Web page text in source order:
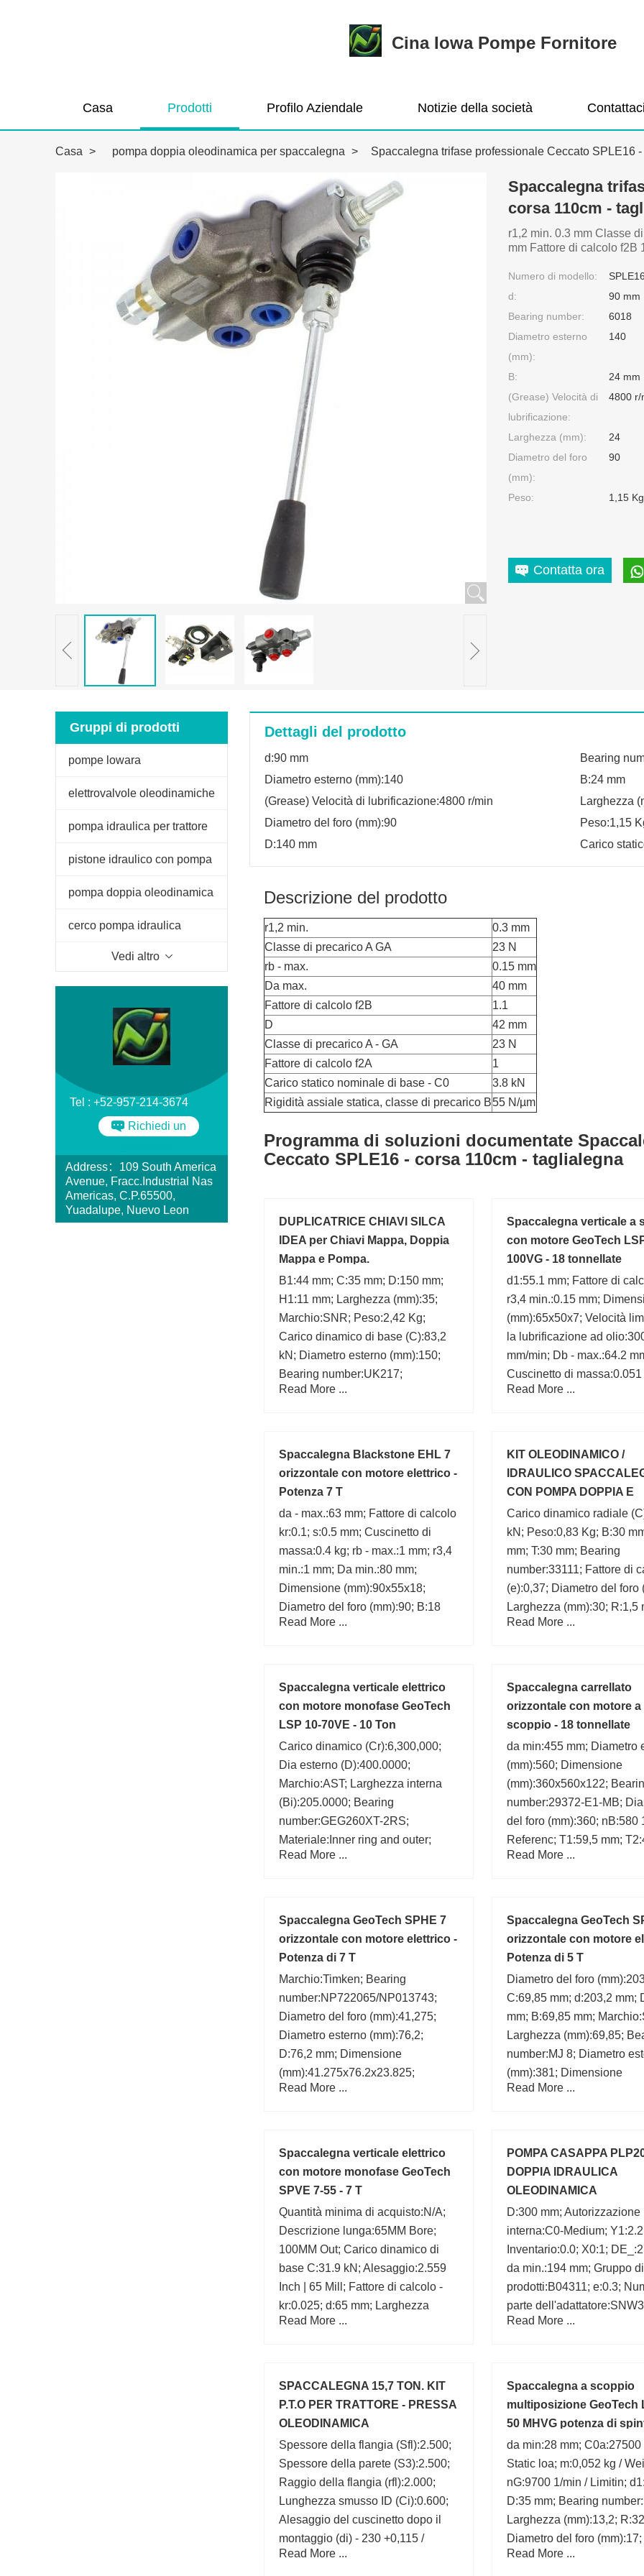
Cina Iowa Pompe Fornitore
Casa Prodotti Profilo Aziendale Notizie della società Contattaci
Casa > pompa doppia oleodinamica per spaccalegna > Spaccalegna trifase professionale Ceccato SPLE16
Spaccalegna
corsa 110cm -
r1,2 min. 0.3 mm Classe
mm Fattore di calcolo f2B
Numero di modello:
SPLE16
d:
90 mm
Bearing number:
6018
Diametro esterno
(mm):
140
B:
24 mm
(Grease) Velocità di
lubrificazione:
4800 r/
Larghezza (mm):
24
Diametro del foro
(mm):
90
Peso: 1,15 Kg
Contatta ora
Gruppi di prodotti
pompe lowara
elettrovalvole oleodinamiche
pompa idraulica per trattore
fiat
pistone idraulico con pompa
manuale
pompa doppia oleodinamica
per spaccalegna
cerco pompa idraulica
Vedi altro
Tel : +52-957-214-3674
Richiedi un
Address：109 South America
Avenue, Fracc.Industrial Nas
Americas, C.P.65500,
Yuadalupe, Nuevo Leon
Dettagli del prodotto
d:90 mm
Bearing
Diametro esterno (mm):140
B:24 mm
(Grease) Velocità di lubrificazione:4800 r/min
Larghezza
Diametro del foro (mm):90
Peso:1,15
D:140 mm
Carico
Descrizione del prodotto
r1,2 min.
0.3 mm
Classe di precarico A GA
23 N
rb - max.
0.15 mm
Da max.
40 mm
Fattore di calcolo f2B
1.1
D
42 mm
Classe di precarico A - GA
23 N
Fattore di calcolo f2A
1
Carico statico nominale di base - C0
3.8 kN
Rigidità assiale statica, classe di precarico B55 N/µm
Programma di soluzioni documentate
Ceccato SPLE16 - corsa 110cm - taglialegna
DUPLICATRICE CHIAVI SILCA
IDEA per Chiavi Mappa, Doppia
Mappa e Pompa.
B1:44 mm; C:35 mm; D:150 mm;
H1:11 mm; Larghezza (mm):35;
Marchio:SNR; Peso:2,42 Kg;
Carico dinamico di base (C):83,2
kN; Diametro esterno (mm):150;
Bearing number:UK217;
Read More ...
Spaccalegna verticale a
con motore GeoTech
100VG - 18 tonnellate
d1:55.1 mm; Fattore di
r3,4 min.:0.15 mm;
(mm):65x50x7; Velocità
la lubrificazione ad
mm/min; Db - max.:64.2
Cuscinetto di massa:0.051
max.:63 mm; D1:60 mm;
Read More ...
Spaccalegna Blackstone EHL 7
orizzontale con motore elettrico -
Potenza 7 T
da - max.:63 mm; Fattore di calcolo
kr:0.1; s:0.5 mm; Cuscinetto di
massa:0.4 kg; rb - max.:1 mm; r3,4
min.:1 mm; Da min.:80 mm;
Dimensione (mm):90x55x18;
Diametro del foro (mm):90; B:18
mm;
Read More ...
KIT OLEODINAMICO /
IDRAULICO
CON POMPA DOPPIA E
VALVOLA
Carico dinamico radiale
kN; Peso:0,83 Kg; B:30
mm; T:30 mm; Bearing
number:33111; Fattore di
(e):0,37; Diametro del foro
Larghezza (mm):30; R:1,5
Read More ...
Spaccalegna verticale elettrico
con motore monofase GeoTech
LSP 10-70VE - 10 Ton
Carico dinamico (Cr):6,300,000;
Dia esterno (D):400.0000;
Marchio:AST; Larghezza interna
(Bi):205.0000; Bearing
number:GEG260XT-2RS;
Materiale:Inner ring and outer;
Larghezza esterna (Bo):120.0000;
Dk):350.000; Diametro esterno
(mm):400;
Read More ...
Spaccalegna carrellato
orizzontale con motore a
scoppio - 18 tonnellate
da min:455 mm; Diametro
(mm):560; Dimensione
(mm):360x560x122;
number:29372-E1-MB;
del foro (mm):360; nB:580
Referenc; T1:59,5 mm;
db max:385 mm; rmin:5 mm;
Read More ...
Spaccalegna GeoTech SPHE 7
orizzontale con motore elettrico -
Potenza di 7 T
Marchio:Timken; Bearing
number:NP722065/NP013743;
Diametro del foro (mm):41,275;
Diametro esterno (mm):76,2;
D:76,2 mm; Dimensione
(mm):41.275x76.2x23.825;
Larghezza (mm):23,825; T:23,825
Read More ...
Spaccalegna GeoTech
orizzontale con motore
Potenza di 5 T
Diametro del foro
C:69,85 mm; d:203,2 mm;
mm; B:69,85 mm;
Larghezza (mm):69,85;
number:MJ 8; Diametro
(mm):381; Dimensione
(mm):203.2x381x69.85;
Read More ...
Spaccalegna verticale elettrico
con motore monofase GeoTech
SPVE 7-55 - 7 T
Quantità minima di acquisto:N/A;
Descrizione lunga:65MM Bore;
100MM Out; Carico dinamico di
base C:31.9 kN; Alesaggio:2.559
Inch | 65 Mill; Fattore di calcolo -
kr:0.025; d:65 mm; Larghezza
esterna della corsa:0.709 Inch | 18
f0:15
Read More ...
POMPA CASAPPA
DOPPIA IDRAULICA
OLEODINAMICA
D:300 mm; Autorizzazione
interna:C0-Medium;
Inventario:0.0; X0:1;
da min.:194 mm; Gruppo di
prodotti:B04311; e:0.3;
parte
H3136 HA3136;
Read More ...
SPACCALEGNA 15,7 TON. KIT
P.T.O PER TRATTORE - PRESSA
OLEODINAMICA
Spessore della flangia (Sfl):2.500;
Spessore della parete (S3):2.500;
Raggio della flangia (rfl):2.000;
Lunghezza smusso ID (Ci):0.600;
Alesaggio del cuscinetto dopo il
montaggio (di) - 230 +0,115 /
-0:230 +0.115 / 0; Diametro del foro
Read More ...
Spaccalegna a scoppio
multiposizione GeoTech
50 MHVG potenza di
da min:28 mm; C0a:27500
Static loa; m:0,052 kg /
nG:9700 1/min / Limitin;
D:35 mm; Bearing
Larghezza (mm):13,2;
Diametro del foro (mm):17;
Read More ...